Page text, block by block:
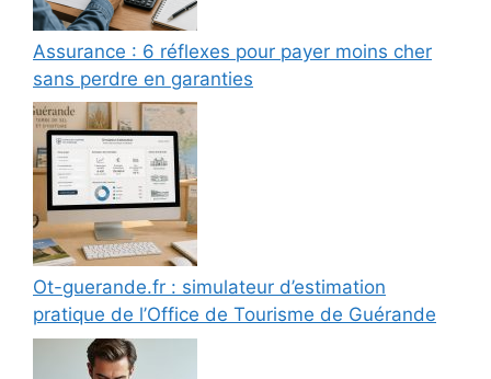
Assurance : 6 réflexes pour payer moins cher
sans perdre en garanties
Ot-guerande.fr : simulateur d’estimation
pratique de l’Office de Tourisme de Guérande